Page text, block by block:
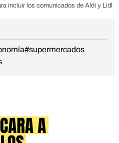
incluir los comunicados de Aldi y Lidl
#supermercados